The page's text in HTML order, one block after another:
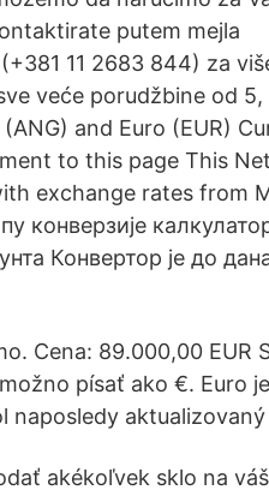
putem mejla
11 2683 844) za
veće porudžbine od
and Euro (EUR)
to this page This
exchange rates from
Конвертор је до
Cena: 89.000,00 EUR
písať ako €. Euro
naposledy aktualizovaný
akékoľvek sklo na